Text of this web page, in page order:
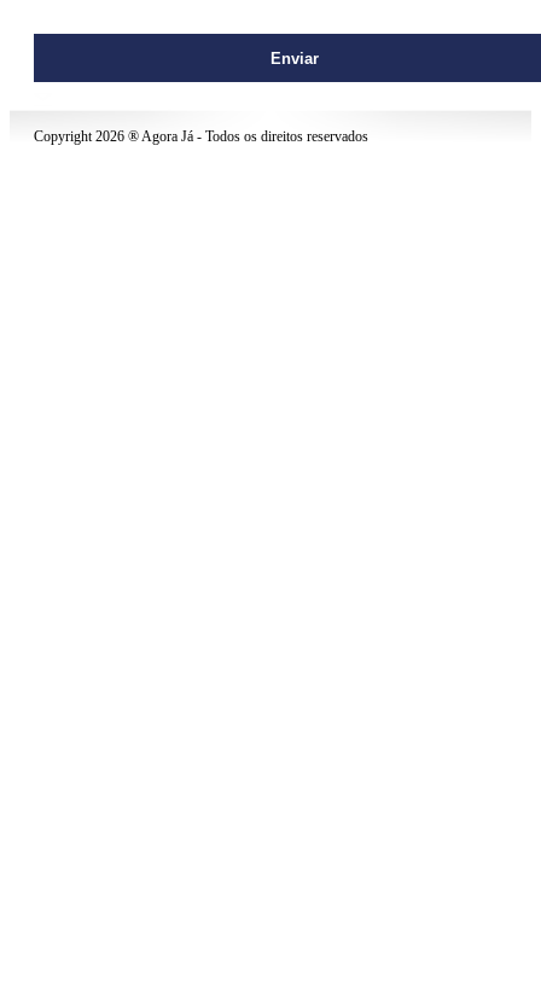
Copyright 2026 ® Agora Já - Todos os direitos reservados